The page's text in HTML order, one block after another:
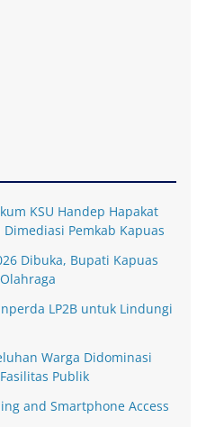
KSU Handep Hapakat
Pemkab Kapuas
Dibuka, Bupati Kapuas
LP2B untuk Lindungi
Warga Didominasi
Publik
and Smartphone Access